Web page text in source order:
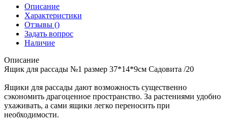
Описание
Характеристики
Отзывы ()
Задать вопрос
Наличие
Описание
Ящик для рассады №1 размер 37*14*9см Садовита /20
Ящики для рассады дают возможность существенно
сэкономить драгоценное пространство. За растениями удобно
ухаживать, а сами ящики легко переносить при
необходимости.